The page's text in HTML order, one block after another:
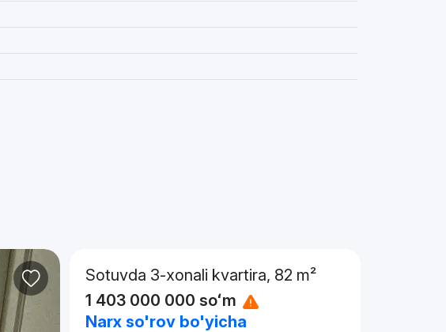
Sotuvda 3-xonali kvartira, 82 m²
1 403 000 000 soʻm
Narx so'rov bo'yicha